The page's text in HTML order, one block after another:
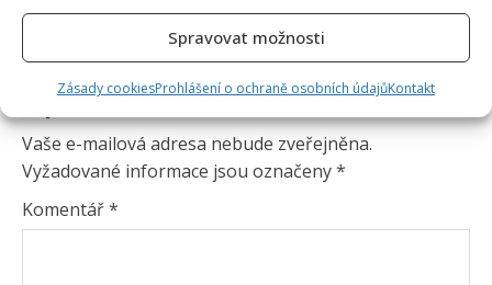
Spravovat možnosti
Zásady cookiesProhlášení o ochraně osobních údajůKontakt
Napsat komentář
Vaše e-mailová adresa nebude zveřejněna.
Vyžadované informace jsou označeny*
Komentář*